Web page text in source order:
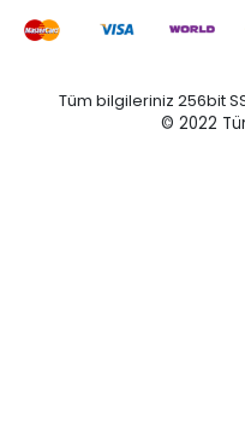
Tüm bilgileriniz 256bit
© 2022